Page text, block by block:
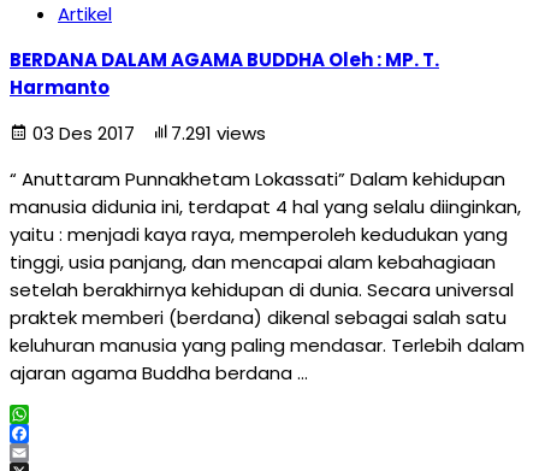
Artikel
BERDANA DALAM AGAMA BUDDHA Oleh : MP. T.
Harmanto
03 Des 2017
7.291 views
“ Anuttaram Punnakhetam Lokassati” Dalam kehidupan
manusia didunia ini, terdapat 4 hal yang selalu diinginkan,
yaitu : menjadi kaya raya, memperoleh kedudukan yang
tinggi, usia panjang, dan mencapai alam kebahagiaan
setelah berakhirnya kehidupan di dunia. Secara universal
praktek memberi (berdana) dikenal sebagai salah satu
keluhuran manusia yang paling mendasar. Terlebih dalam
ajaran agama Buddha berdana …
WhatsApp
Facebook